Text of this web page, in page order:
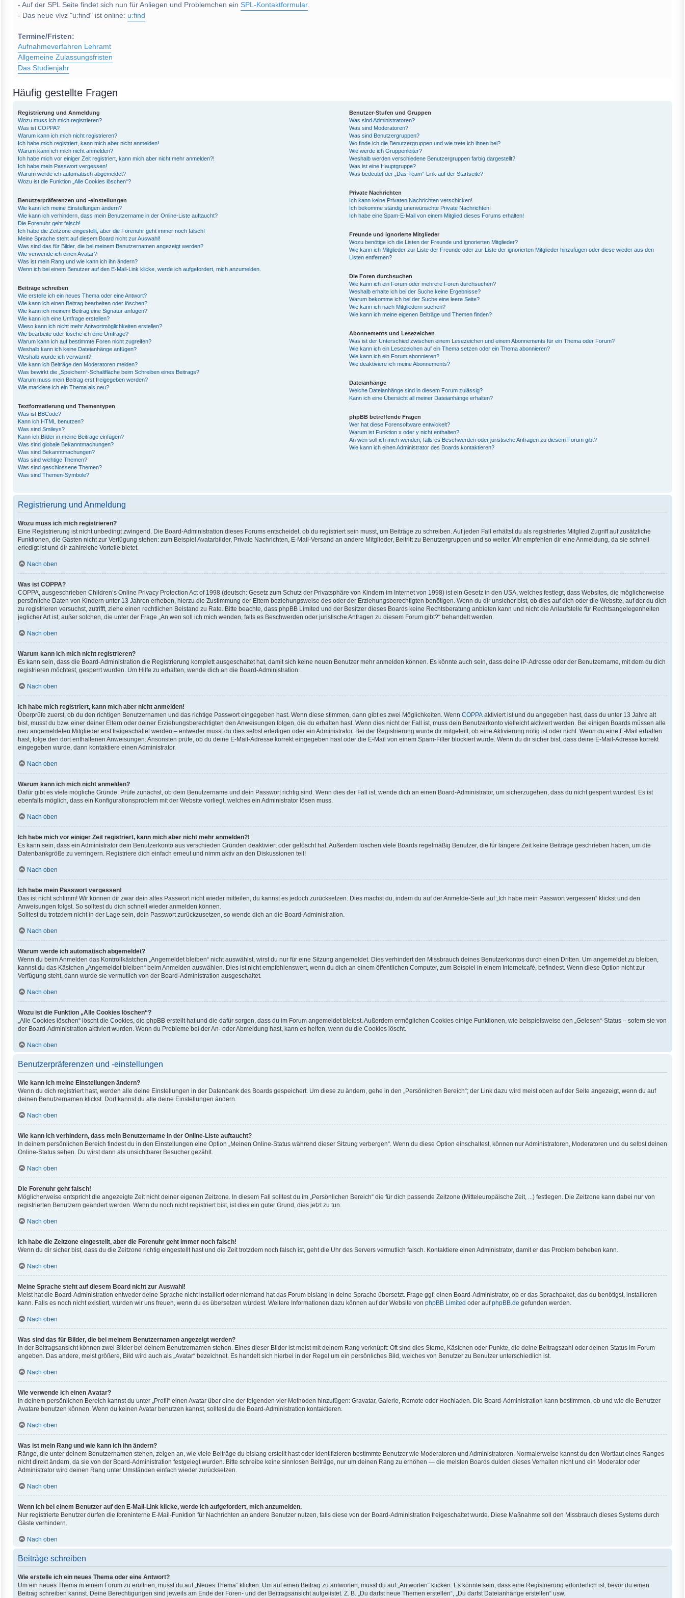
- Auf der SPL Seite findet sich nun für Anliegen und Problemchen ein SPL-Kontaktformular.
- Das neue vlvz "u:find" ist online: u:find
Termine/Fristen:
Aufnahmeverfahren Lehramt
Allgemeine Zulassungsfristen
Das Studienjahr
Häufig gestellte Fragen
Registrierung und Anmeldung
Wozu muss ich mich registrieren?
Was ist COPPA?
Warum kann ich mich nicht registrieren?
Ich habe mich registriert, kann mich aber nicht anmelden!
Warum kann ich mich nicht anmelden?
Ich habe mich vor einiger Zeit registriert, kann mich aber nicht mehr anmelden?!
Ich habe mein Passwort vergessen!
Warum werde ich automatisch abgemeldet?
Wozu ist die Funktion „Alle Cookies löschen“?
Benutzerpräferenzen und -einstellungen
Wie kann ich meine Einstellungen ändern?
Wie kann ich verhindern, dass mein Benutzername in der Online-Liste auftaucht?
Die Forenuhr geht falsch!
Ich habe die Zeitzone eingestellt, aber die Forenuhr geht immer noch falsch!
Meine Sprache steht auf diesem Board nicht zur Auswahl!
Was sind das für Bilder, die bei meinem Benutzernamen angezeigt werden?
Wie verwende ich einen Avatar?
Was ist mein Rang und wie kann ich ihn ändern?
Wenn ich bei einem Benutzer auf den E-Mail-Link klicke, werde ich aufgefordert, mich anzumelden.
Beiträge schreiben
Wie erstelle ich ein neues Thema oder eine Antwort?
Wie kann ich einen Beitrag bearbeiten oder löschen?
Wie kann ich meinem Beitrag eine Signatur anfügen?
Wie kann ich eine Umfrage erstellen?
Wieso kann ich nicht mehr Antwortmöglichkeiten erstellen?
Wie bearbeite oder lösche ich eine Umfrage?
Warum kann ich auf bestimmte Foren nicht zugreifen?
Weshalb kann ich keine Dateianhänge anfügen?
Weshalb wurde ich verwarnt?
Wie kann ich Beiträge den Moderatoren melden?
Was bewirkt die „Speichern“-Schaltfläche beim Schreiben eines Beitrags?
Warum muss mein Beitrag erst freigegeben werden?
Wie markiere ich ein Thema als neu?
Textformatierung und Thementypen
Was ist BBCode?
Kann ich HTML benutzen?
Was sind Smileys?
Kann ich Bilder in meine Beiträge einfügen?
Was sind globale Bekanntmachungen?
Was sind Bekanntmachungen?
Was sind wichtige Themen?
Was sind geschlossene Themen?
Was sind Themen-Symbole?
Benutzer-Stufen und Gruppen
Was sind Administratoren?
Was sind Moderatoren?
Was sind Benutzergruppen?
Wo finde ich die Benutzergruppen und wie trete ich ihnen bei?
Wie werde ich Gruppenleiter?
Weshalb werden verschiedene Benutzergruppen farbig dargestellt?
Was ist eine Hauptgruppe?
Was bedeutet der „Das Team“-Link auf der Startseite?
Private Nachrichten
Ich kann keine Privaten Nachrichten verschicken!
Ich bekomme ständig unerwünschte Private Nachrichten!
Ich habe eine Spam-E-Mail von einem Mitglied dieses Forums erhalten!
Freunde und ignorierte Mitglieder
Wozu benötige ich die Listen der Freunde und ignorierten Mitglieder?
Wie kann ich Mitglieder zur Liste der Freunde oder zur Liste der ignorierten Mitglieder hinzufügen oder diese wieder aus den
Listen entfernen?
Die Foren durchsuchen
Wie kann ich ein Forum oder mehrere Foren durchsuchen?
Weshalb erhalte ich bei der Suche keine Ergebnisse?
Warum bekomme ich bei der Suche eine leere Seite?
Wie kann ich nach Mitgliedern suchen?
Wie kann ich meine eigenen Beiträge und Themen finden?
Abonnements und Lesezeichen
Was ist der Unterschied zwischen einem Lesezeichen und einem Abonnements für ein Thema oder Forum?
Wie kann ich ein Lesezeichen auf ein Thema setzen oder ein Thema abonnieren?
Wie kann ich ein Forum abonnieren?
Wie deaktiviere ich meine Abonnements?
Dateianhänge
Welche Dateianhänge sind in diesem Forum zulässig?
Kann ich eine Übersicht all meiner Dateianhänge erhalten?
phpBB betreffende Fragen
Wer hat diese Forensoftware entwickelt?
Warum ist Funktion x oder y nicht enthalten?
An wen soll ich mich wenden, falls es Beschwerden oder juristische Anfragen zu diesem Forum gibt?
Wie kann ich einen Administrator des Boards kontaktieren?
Registrierung und Anmeldung
Wozu muss ich mich registrieren?
Eine Registrierung ist nicht unbedingt zwingend. Die Board-Administration dieses Forums entscheidet, ob du registriert sein musst, um Beiträge zu schreiben. Auf jeden Fall erhältst du als registriertes Mitglied Zugriff auf zusätzliche
Funktionen, die Gästen nicht zur Verfügung stehen: zum Beispiel Avatarbilder, Private Nachrichten, E-Mail-Versand an andere Mitglieder, Beitritt zu Benutzergruppen und so weiter. Wir empfehlen dir eine Anmeldung, da sie schnell
erledigt ist und dir zahlreiche Vorteile bietet.
Nach oben
Was ist COPPA?
COPPA, ausgeschrieben Children’s Online Privacy Protection Act of 1998 (deutsch: Gesetz zum Schutz der Privatsphäre von Kindern im Internet von 1998) ist ein Gesetz in den USA, welches festlegt, dass Websites, die möglicherweise
persönliche Daten von Kindern unter 13 Jahren erheben, hierzu die Zustimmung der Eltern beziehungsweise des oder der Erziehungsberechtigten benötigen. Wenn du dir unsicher bist, ob dies auf dich oder die Website, auf der du dich
zu registrieren versuchst, zutrifft, ziehe einen rechtlichen Beistand zu Rate. Bitte beachte, dass phpBB Limited und der Besitzer dieses Boards keine Rechtsberatung anbieten kann und nicht die Anlaufstelle für Rechtsangelegenheiten
jeglicher Art ist; außer solchen, die unter der Frage „An wen soll ich mich wenden, falls es Beschwerden oder juristische Anfragen zu diesem Forum gibt?“ behandelt werden.
Nach oben
Warum kann ich mich nicht registrieren?
Es kann sein, dass die Board-Administration die Registrierung komplett ausgeschaltet hat, damit sich keine neuen Benutzer mehr anmelden können. Es könnte auch sein, dass deine IP-Adresse oder der Benutzername, mit dem du dich
registrieren möchtest, gesperrt wurden. Um Hilfe zu erhalten, wende dich an die Board-Administration.
Nach oben
Ich habe mich registriert, kann mich aber nicht anmelden!
Überprüfe zuerst, ob du den richtigen Benutzernamen und das richtige Passwort eingegeben hast. Wenn diese stimmen, dann gibt es zwei Möglichkeiten. Wenn COPPA aktiviert ist und du angegeben hast, dass du unter 13 Jahre alt
bist, musst du bzw. einer deiner Eltern oder deiner Erziehungsberechtigten den Anweisungen folgen, die du erhalten hast. Wenn dies nicht der Fall ist, muss dein Benutzerkonto vielleicht aktiviert werden. Bei einigen Boards müssen alle
neu angemeldeten Mitglieder erst freigeschaltet werden – entweder musst du dies selbst erledigen oder ein Administrator. Bei der Registrierung wurde dir mitgeteilt, ob eine Aktivierung nötig ist oder nicht. Wenn du eine E-Mail erhalten
hast, folge den dort enthaltenen Anweisungen. Ansonsten prüfe, ob du deine E-Mail-Adresse korrekt eingegeben hast oder die E-Mail von einem Spam-Filter blockiert wurde. Wenn du dir sicher bist, dass deine E-Mail-Adresse korrekt
eingegeben wurde, dann kontaktiere einen Administrator.
Nach oben
Warum kann ich mich nicht anmelden?
Dafür gibt es viele mögliche Gründe. Prüfe zunächst, ob dein Benutzername und dein Passwort richtig sind. Wenn dies der Fall ist, wende dich an einen Board-Administrator, um sicherzugehen, dass du nicht gesperrt wurdest. Es ist
ebenfalls möglich, dass ein Konfigurationsproblem mit der Website vorliegt, welches ein Administrator lösen muss.
Nach oben
Ich habe mich vor einiger Zeit registriert, kann mich aber nicht mehr anmelden?!
Es kann sein, dass ein Administrator dein Benutzerkonto aus verschieden Gründen deaktiviert oder gelöscht hat. Außerdem löschen viele Boards regelmäßig Benutzer, die für längere Zeit keine Beiträge geschrieben haben, um die
Datenbankgröße zu verringern. Registriere dich einfach erneut und nimm aktiv an den Diskussionen teil!
Nach oben
Ich habe mein Passwort vergessen!
Das ist nicht schlimm! Wir können dir zwar dein altes Passwort nicht wieder mitteilen, du kannst es jedoch zurücksetzen. Dies machst du, indem du auf der Anmelde-Seite auf „Ich habe mein Passwort vergessen“ klickst und den
Anweisungen folgst. So solltest du dich schnell wieder anmelden können.
Solltest du trotzdem nicht in der Lage sein, dein Passwort zurückzusetzen, so wende dich an die Board-Administration.
Nach oben
Warum werde ich automatisch abgemeldet?
Wenn du beim Anmelden das Kontrollkästchen „Angemeldet bleiben“ nicht auswählst, wirst du nur für eine Sitzung angemeldet. Dies verhindert den Missbrauch deines Benutzerkontos durch einen Dritten. Um angemeldet zu bleiben,
kannst du das Kästchen „Angemeldet bleiben“ beim Anmelden auswählen. Dies ist nicht empfehlenswert, wenn du dich an einem öffentlichen Computer, zum Beispiel in einem Internetcafé, befindest. Wenn diese Option nicht zur
Verfügung steht, dann wurde sie vermutlich von der Board-Administration ausgeschaltet.
Nach oben
Wozu ist die Funktion „Alle Cookies löschen“?
„Alle Cookies löschen“ löscht die Cookies, die phpBB erstellt hat und die dafür sorgen, dass du im Forum angemeldet bleibst. Außerdem ermöglichen Cookies einige Funktionen, wie beispielsweise den „Gelesen“-Status – sofern sie von
der Board-Administration aktiviert wurden. Wenn du Probleme bei der An- oder Abmeldung hast, kann es helfen, wenn du die Cookies löscht.
Nach oben
Benutzerpräferenzen und -einstellungen
Wie kann ich meine Einstellungen ändern?
Wenn du dich registriert hast, werden alle deine Einstellungen in der Datenbank des Boards gespeichert. Um diese zu ändern, gehe in den „Persönlichen Bereich“; der Link dazu wird meist oben auf der Seite angezeigt, wenn du auf
deinen Benutzernamen klickst. Dort kannst du alle deine Einstellungen ändern.
Nach oben
Wie kann ich verhindern, dass mein Benutzername in der Online-Liste auftaucht?
In deinem persönlichen Bereich findest du in den Einstellungen eine Option „Meinen Online-Status während dieser Sitzung verbergen“. Wenn du diese Option einschaltest, können nur Administratoren, Moderatoren und du selbst deinen
Online-Status sehen. Du wirst dann als unsichtbarer Besucher gezählt.
Nach oben
Die Forenuhr geht falsch!
Möglicherweise entspricht die angezeigte Zeit nicht deiner eigenen Zeitzone. In diesem Fall solltest du im „Persönlichen Bereich“ die für dich passende Zeitzone (Mitteleuropäische Zeit, ...) festlegen. Die Zeitzone kann dabei nur von
registrierten Benutzern geändert werden. Wenn du noch nicht registriert bist, ist dies ein guter Grund, dies jetzt zu tun.
Nach oben
Ich habe die Zeitzone eingestellt, aber die Forenuhr geht immer noch falsch!
Wenn du dir sicher bist, dass du die Zeitzone richtig eingestellt hast und die Zeit trotzdem noch falsch ist, geht die Uhr des Servers vermutlich falsch. Kontaktiere einen Administrator, damit er das Problem beheben kann.
Nach oben
Meine Sprache steht auf diesem Board nicht zur Auswahl!
Meist hat die Board-Administration entweder deine Sprache nicht installiert oder niemand hat das Forum bislang in deine Sprache übersetzt. Frage ggf. einen Board-Administrator, ob er das Sprachpaket, das du benötigst, installieren
kann. Falls es noch nicht existiert, würden wir uns freuen, wenn du es übersetzen würdest. Weitere Informationen dazu können auf der Website von phpBB Limited oder aufphpBB.de gefunden werden.
Nach oben
Was sind das für Bilder, die bei meinem Benutzernamen angezeigt werden?
In der Beitragsansicht können zwei Bilder bei deinem Benutzernamen stehen. Eines dieser Bilder ist meist mit deinem Rang verknüpft: Oft sind dies Sterne, Kästchen oder Punkte, die deine Beitragszahl oder deinen Status im Forum
angeben. Das andere, meist größere, Bild wird auch als „Avatar“ bezeichnet. Es handelt sich hierbei in der Regel um ein persönliches Bild, welches von Benutzer zu Benutzer unterschiedlich ist.
Nach oben
Wie verwende ich einen Avatar?
In deinem persönlichen Bereich kannst du unter „Profil“ einen Avatar über eine der folgenden vier Methoden hinzufügen: Gravatar, Galerie, Remote oder Hochladen. Die Board-Administration kann bestimmen, ob und wie die Benutzer
Avatare benutzen können. Wenn du keinen Avatar benutzen kannst, solltest du die Board-Administration kontaktieren.
Nach oben
Was ist mein Rang und wie kann ich ihn ändern?
Ränge, die unter deinem Benutzernamen stehen, zeigen an, wie viele Beiträge du bislang erstellt hast oder identifizieren bestimmte Benutzer wie Moderatoren und Administratoren. Normalerweise kannst du den Wortlaut eines Ranges
nicht direkt ändern, da sie von der Board-Administration festgelegt wurden. Bitte schreibe keine sinnlosen Beiträge, nur um deinen Rang zu erhöhen — die meisten Boards dulden dieses Verhalten nicht und ein Moderator oder
Administrator wird deinen Rang unter Umständen einfach wieder zurücksetzen.
Nach oben
Wenn ich bei einem Benutzer auf den E-Mail-Link klicke, werde ich aufgefordert, mich anzumelden.
Nur registrierte Benutzer dürfen die foreninterne E-Mail-Funktion für Nachrichten an andere Benutzer nutzen, falls diese von der Board-Administration freigeschaltet wurde. Diese Maßnahme soll den Missbrauch dieses Systems durch
Gäste verhindern.
Nach oben
Beiträge schreiben
Wie erstelle ich ein neues Thema oder eine Antwort?
Um ein neues Thema in einem Forum zu eröffnen, musst du auf „Neues Thema“ klicken. Um auf einen Beitrag zu antworten, musst du auf „Antworten“ klicken. Es könnte sein, dass eine Registrierung erforderlich ist, bevor du einen
Beitrag schreiben kannst. Deine Berechtigungen sind jeweils am Ende der Foren- und der Beitragsansicht aufgelistet. Z. B. „Du darfst neue Themen erstellen“, „Du darfst Dateianhänge erstellen“ usw.